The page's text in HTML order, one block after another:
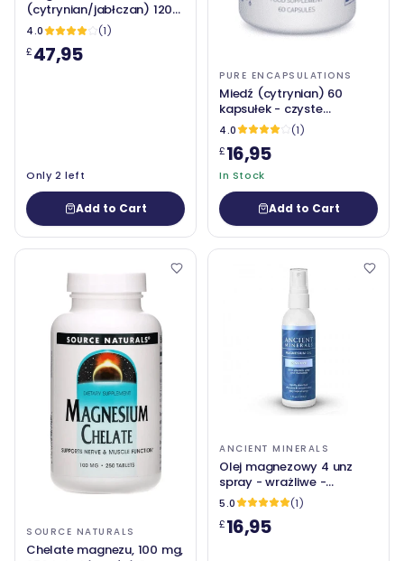
(cytrynian/jabłczan) 120
mg 180 VCAP - czyste
enkapsulacje
4.0
(1)
£47,95
Only 2 left
Add to Cart
PURE ENCAPSULATIONS
Miedź (cytrynian) 60
kapsułek - czyste
enkapsulacje
4.0
(1)
£16,95
In Stock
Add to Cart
SOURCE NATURALS
Chelate magnezu, 100 mg,
ANCIENT MINERALS
Olej magnezowy 4 unz
spray - wrażliwe -
starożytne minerały (z
allantoiną, organicznym
rumianek i aloesem
5.0
(1)
£16,95